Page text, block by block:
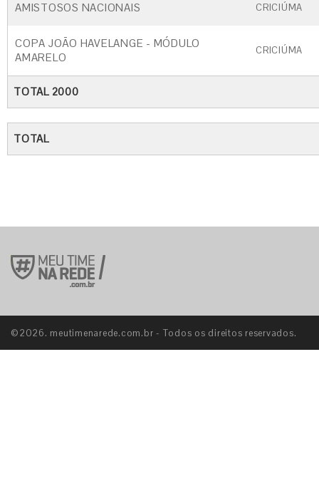
AMISTOSOS NACIONAIS CRICIÚMA
COPA JOÃO HAVELANGE - MÓDULO
AMARELO
CRICIÚMA
TOTAL 2000
TOTAL
©2026. meutimenarede.com.br - Todos os direitos reservados.